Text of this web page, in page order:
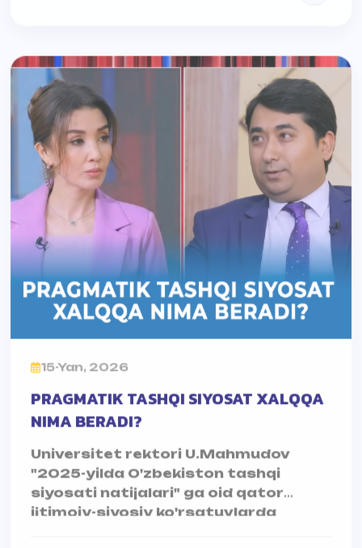
PRAGMATIK TASHQI SIYOSAT XALQQA
NIMA BERADI?
"2025-yilda O'zbekiston tashqi
siyosati natijalari" ga oid qator
ijtimoiy-siyosiy ko'rsatuvlarda
maxsus ekspert sifatida ishtirok